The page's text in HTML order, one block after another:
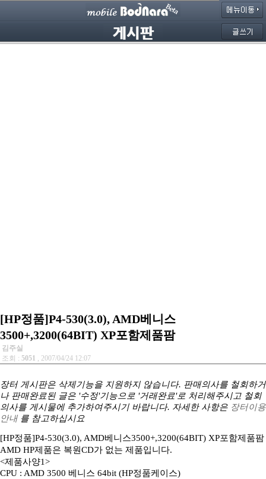
[HP정품]P4-530(3.0), AMD베니스
3500+,3200(64BIT) XP포함제품팜
김주실
조회 : 5051 , 2007/04/24 12:07
장터 게시판은 삭제기능을 지원하지 않습니다. 판매의사를 철회하거
나 판매완료된 글은 '수정'기능으로 '거래완료'로 처리해주시고 철회
의사를 게시물에 추가하여주시기 바랍니다. 자세한 사항은 장터이용
안내 를 참고하십시요
[HP정품]P4-530(3.0), AMD베니스3500+,3200(64BIT) XP포함제품팜
AMD HP제품은 복원CD가 없는 제품입니다.
<제품사양1>
CPU : AMD 3500 베니스 64bit (HP정품케이스)